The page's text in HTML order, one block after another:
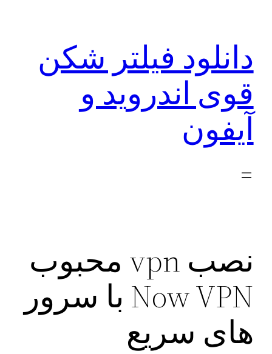
دانلود فیلتر شکن
قوی اندروید و
آیفون
نصب vpn محبوب
Now VPN با سرور
های سریع